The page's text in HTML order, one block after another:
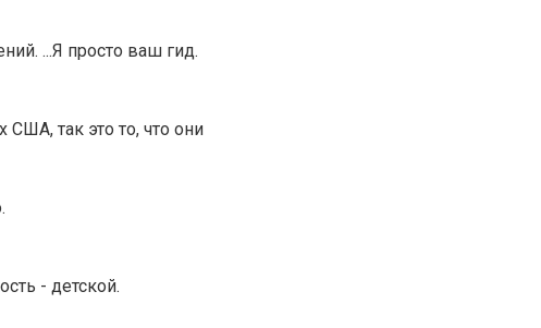
...Я просто ваш гид.
так это то, что они
- детской.